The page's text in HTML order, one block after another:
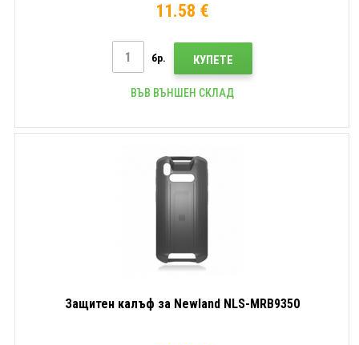
11.58 €
бр. КУПЕТЕ
ВЪВ ВЪНШЕН СКЛАД
Защитен калъф за Newland NLS-MRB9350